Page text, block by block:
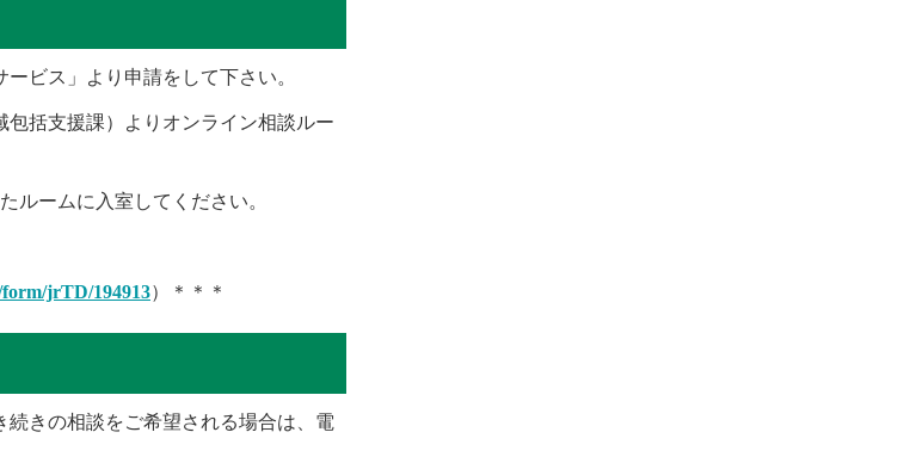
ービス」より申請をして下さい。
括支援課）よりオンライン相談ルー
ルームに入室してください。
jrTD/194913）＊＊＊
きの相談をご希望される場合は、電